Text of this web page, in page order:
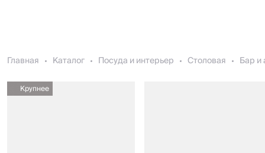
Главная Каталог Посуда и интерьер Столовая Бар и
Крупнее